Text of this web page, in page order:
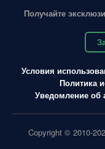
Получайте
Условия
Политика
Уведомление об
Copyright © 2010-